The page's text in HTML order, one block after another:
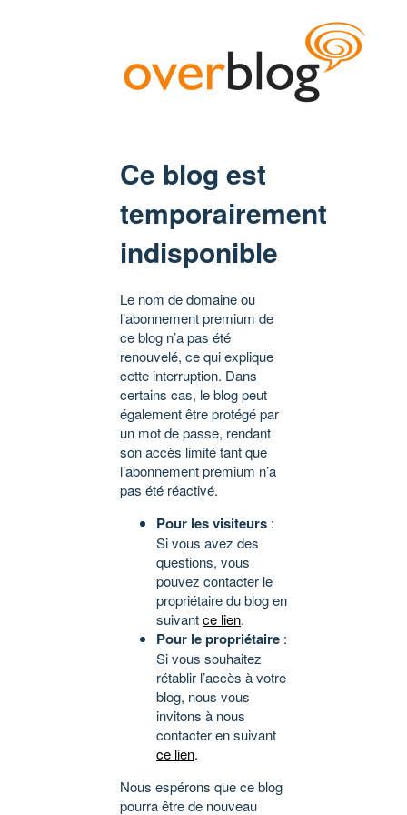
Ce blog est
temporairement
indisponible
Le nom de domaine ou
l’abonnement premium de
ce blog n’a pas été
renouvelé, ce qui explique
cette interruption. Dans
certains cas, le blog peut
également être protégé par
un mot de passe, rendant
son accès limité tant que
l’abonnement premium n’a
pas été réactivé.
Pour les visiteurs :
Si vous avez des
questions, vous
pouvez contacter le
propriétaire du blog en
suivantce lien.
Pour le propriétaire :
Si vous souhaitez
rétablir l’accès à votre
blog, nous vous
invitons à nous
contacter en suivant
ce lien.
Nous espérons que ce blog
pourra être de nouveau